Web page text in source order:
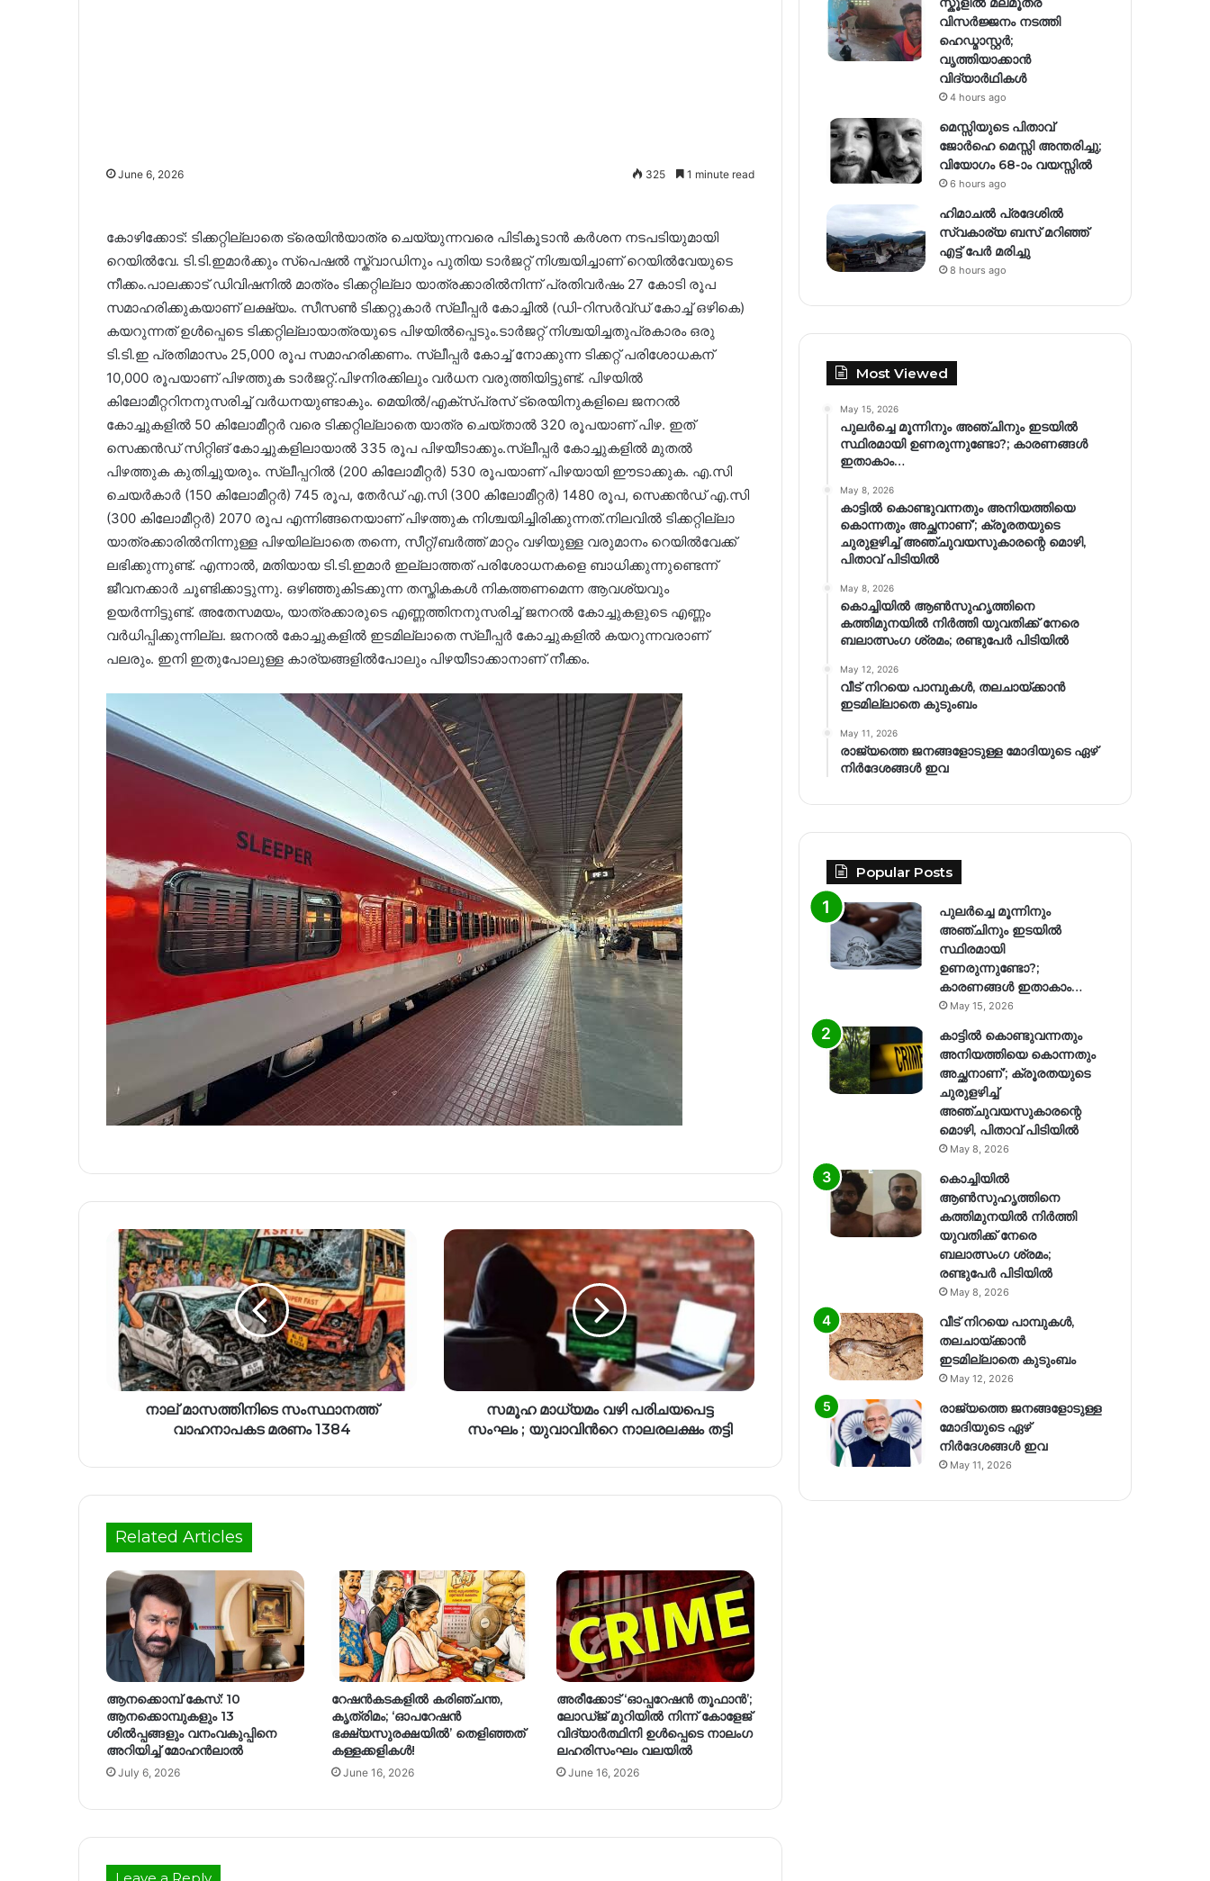
June 6, 2026 325 1 minute read
കോഴിക്കോട്: ടിക്കറ്റില്ലാതെ ട്രെയിൻയാത്ര ചെയ്യുന്നവരെ പിടികൂടാൻ കർശന നടപടിയുമായി
റെയിൽവേ. ടി.ടി.ഇമാർക്കും സ്പെഷൽ സ്ക്വാഡിനും പുതിയ ടാർജറ്റ് നിശ്ചയിച്ചാണ് റെയിൽവേയുടെ
നീക്കം.പാലക്കാട് ഡിവിഷനിൽ മാത്രം ടിക്കറ്റില്ലാ യാത്രക്കാരിൽനിന്ന് പ്രതിവർഷം 27 കോടി രൂപ
സമാഹരിക്കുകയാണ് ലക്ഷ്യം. സീസൺ ടിക്കറ്റുകാർ സ്ലീപ്പർ കോച്ചിൽ (ഡി-റിസർവ്ഡ് കോച്ച് ഒഴികെ)
കയറുന്നത് ഉൾപ്പെടെ ടിക്കറ്റില്ലായാത്രയുടെ പിഴയിൽപ്പെടും.ടാർജറ്റ് നിശ്ചയിച്ചതുപ്രകാരം ഒരു
ടി.ടി.ഇ പ്രതിമാസം 25,000 രൂപ സമാഹരിക്കണം. സ്ലീപ്പർ കോച്ച് നോക്കുന്ന ടിക്കറ്റ് പരിശോധകന്
10,000 രൂപയാണ് പിഴത്തുക ടാർജറ്റ്.പിഴനിരക്കിലും വർധന വരുത്തിയിട്ടുണ്ട്. പിഴയിൽ
കിലോമീറ്ററിനനുസരിച്ച് വർധനയുണ്ടാകും. മെയിൽ/എക്സ്പ്രസ് ട്രെയിനുകളിലെ ജനറൽ
കോച്ചുകളിൽ 50 കിലോമീറ്റർ വരെ ടിക്കറ്റില്ലാതെ യാത്ര ചെയ്താൽ 320 രൂപയാണ് പിഴ. ഇത്
സെക്കൻഡ് സിറ്റിങ് കോച്ചുകളിലായാൽ 335 രൂപ പിഴയീടാക്കും.സ്ലീപ്പർ കോച്ചുകളിൽ മുതൽ
പിഴത്തുക കുതിച്ചുയരും. സ്ലീപ്പറിൽ (200 കിലോമീറ്റർ) 530 രൂപയാണ് പിഴയായി ഈടാക്കുക. എ.സി
ചെയർകാർ (150 കിലോമീറ്റർ) 745 രൂപ, തേർഡ് എ.സി (300 കിലോമീറ്റർ) 1480 രൂപ, സെക്കൻഡ് എ.സി
(300 കിലോമീറ്റർ) 2070 രൂപ എന്നിങ്ങനെയാണ് പിഴത്തുക നിശ്ചയിച്ചിരിക്കുന്നത്.നിലവിൽ ടിക്കറ്റില്ലാ
യാത്രക്കാരിൽനിന്നുള്ള പിഴയില്ലാതെ തന്നെ, സീറ്റ്/ബർത്ത് മാറ്റം വഴിയുള്ള വരുമാനം റെയിൽവേക്ക്
ലഭിക്കുന്നുണ്ട്. എന്നാൽ, മതിയായ ടി.ടി.ഇമാർ ഇല്ലാത്തത് പരിശോധനകളെ ബാധിക്കുന്നുണ്ടെന്ന്
ജീവനക്കാർ ചൂണ്ടിക്കാട്ടുന്നു. ഒഴിഞ്ഞുകിടക്കുന്ന തസ്തികകൾ നികത്തണമെന്ന ആവശ്യവും
ഉയർന്നിട്ടുണ്ട്. അതേസമയം, യാത്രക്കാരുടെ എണ്ണത്തിനനുസരിച്ച് ജനറൽ കോച്ചുകളുടെ എണ്ണം
വർധിപ്പിക്കുന്നില്ല. ജനറൽ കോച്ചുകളിൽ ഇടമില്ലാതെ സ്ലീപ്പർ കോച്ചുകളിൽ കയറുന്നവരാണ്
പലരും. ഇനി ഇതുപോലുള്ള കാര്യങ്ങളിൽപോലും പിഴയീടാക്കാനാണ് നീക്കം.
നാല് മാസത്തിനിടെ സംസ്ഥാനത്ത്
വാഹനാപകട മരണം 1384
സമൂഹ മാധ്യമം വഴി പരിചയപെട്ട
സംഘം ; യുവാവിന്‍റെ നാലരലക്ഷം തട്ടി
Related Articles
ആനക്കൊമ്പ് കേസ്: 10
ആനക്കൊമ്പുകളും 13
ശിൽപ്പങ്ങളും വനംവകുപ്പിനെ
അറിയിച്ച് മോഹൻലാൽ
July 6, 2026
റേഷൻകടകളിൽ കരിഞ്ചന്ത,
കൃത്രിമം; ‘ഓപറേഷൻ
ഭക്ഷ്യസുരക്ഷയിൽ’ തെളിഞ്ഞത്​
കള്ളക്കളികൾ!
June 16, 2026
അരീക്കോട് ‘ഓപ്പറേഷൻ തൂഫാൻ’;
ലോഡ്ജ് മുറിയിൽ നിന്ന് കോളേജ്
വിദ്യാർത്ഥിനി ഉൾപ്പെടെ നാലംഗ
ലഹരിസംഘം വലയിൽ
June 16, 2026
Leave a Reply
വിസർജ്ജനം നടത്തി
ഹെഡ്മാസ്റ്റർ;
വൃത്തിയാക്കാൻ
വിദ്യാർഥികൾ
4 hours ago
മെസ്സിയുടെ പിതാവ്
ജോർഹെ മെസ്സി അന്തരിച്ചു;
വിയോഗം 68-ാം വയസ്സിൽ
6 hours ago
ഹിമാചല്‍ പ്രദേശില്‍
സ്വകാര്യ ബസ് മറിഞ്ഞ്
എട്ട് പേര്‍ മരിച്ചു
8 hours ago
Most Viewed
May 15, 2026
പുലർച്ചെ മൂന്നിനും അഞ്ചിനും ഇടയിൽ
സ്ഥിരമായി ഉണരുന്നുണ്ടോ?; കാരണങ്ങള്‍
ഇതാകാം…
May 8, 2026
കാട്ടിൽ കൊണ്ടുവന്നതും അനിയത്തിയെ
കൊന്നതും അച്ഛനാണ്’; ക്രൂരതയുടെ
ചുരുളഴിച്ച് അഞ്ചുവയസുകാരന്റെ മൊഴി,
പിതാവ് പിടിയിൽ
May 8, 2026
കൊച്ചിയിൽ ആൺസുഹൃത്തിനെ
കത്തിമുനയിൽ നിർത്തി യുവതിക്ക് നേരെ
ബലാത്സംഗ​ ശ്രമം; രണ്ടുപേർ പിടിയിൽ
May 12, 2026
വീട് നിറയെ പാമ്പുകൾ, തലചായ്ക്കാൻ
ഇടമില്ലാതെ കുടുംബം
May 11, 2026
രാജ്യത്തെ ജനങ്ങളോടുള്ള മോദിയുടെ ഏഴ്
നിര്‍ദേശങ്ങള്‍ ഇവ
Popular Posts
പുലർച്ചെ മൂന്നിനും
അഞ്ചിനും ഇടയിൽ
സ്ഥിരമായി
ഉണരുന്നുണ്ടോ?;
കാരണങ്ങള്‍ ഇതാകാം…
May 15, 2026
കാട്ടിൽ കൊണ്ടുവന്നതും
അനിയത്തിയെ കൊന്നതും
അച്ഛനാണ്’; ക്രൂരതയുടെ
ചുരുളഴിച്ച്
അഞ്ചുവയസുകാരന്റെ
മൊഴി, പിതാവ് പിടിയിൽ
May 8, 2026
കൊച്ചിയിൽ
ആൺസുഹൃത്തിനെ
കത്തിമുനയിൽ നിർത്തി
യുവതിക്ക് നേരെ
ബലാത്സംഗ​ ശ്രമം;
രണ്ടുപേർ പിടിയിൽ
May 8, 2026
വീട് നിറയെ പാമ്പുകൾ,
തലചായ്ക്കാൻ
ഇടമില്ലാതെ കുടുംബം
May 12, 2026
രാജ്യത്തെ ജനങ്ങളോടുള്ള
മോദിയുടെ ഏഴ്
നിര്‍ദേശങ്ങള്‍ ഇവ
May 11, 2026